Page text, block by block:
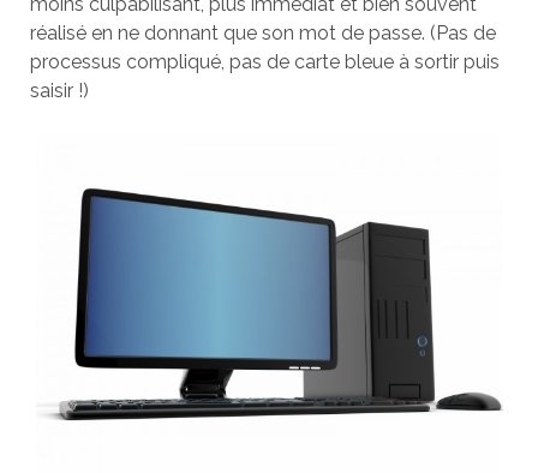
réalisé en ne donnant que son mot de passe. (Pas de
processus compliqué, pas de carte bleue à sortir puis
saisir !)